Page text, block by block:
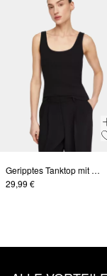
Geripptes Tanktop mit Rundhalsausschnitt
29,99 €